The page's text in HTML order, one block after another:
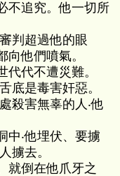
不追究。他一切所
判超過他的眼
他們噴氣。
代不遭災難。
底是毒害奸惡。
殺害無辜的人‧他
中‧他埋伏、要擄
擄去。
就倒在他爪牙之